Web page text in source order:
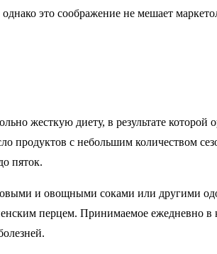
это соображение не мешает
жесткую диету, в результате
продуктов с небольшим количеством
пяток.
и овощными соками или другими
перцем. Принимаемое ежедневно в